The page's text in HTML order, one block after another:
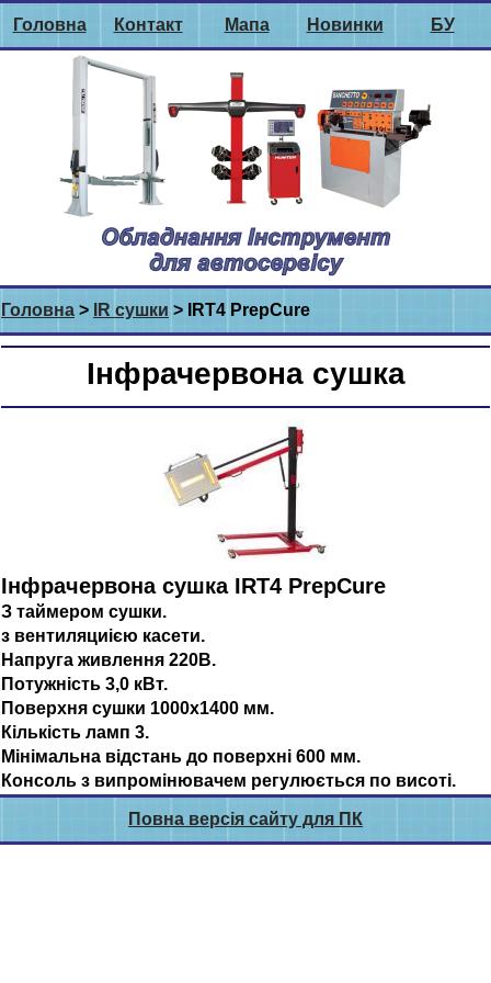
Головна Контакт Мапа Новинки БУ
Головна > IR сушки > IRT4 PrepCure
Інфрачервона сушка
Інфрачервона сушка IRT4 PrepCure
З таймером сушки.
з вентиляциією касети.
Напруга живлення 220В.
Потужність 3,0 кВт.
Поверхня сушки 1000х1400 мм.
Кількість ламп 3.
Мінімальна відстань до поверхні 600 мм.
Консоль з випромінювачем регулюється по висоті.
Повна версія сайту для ПК